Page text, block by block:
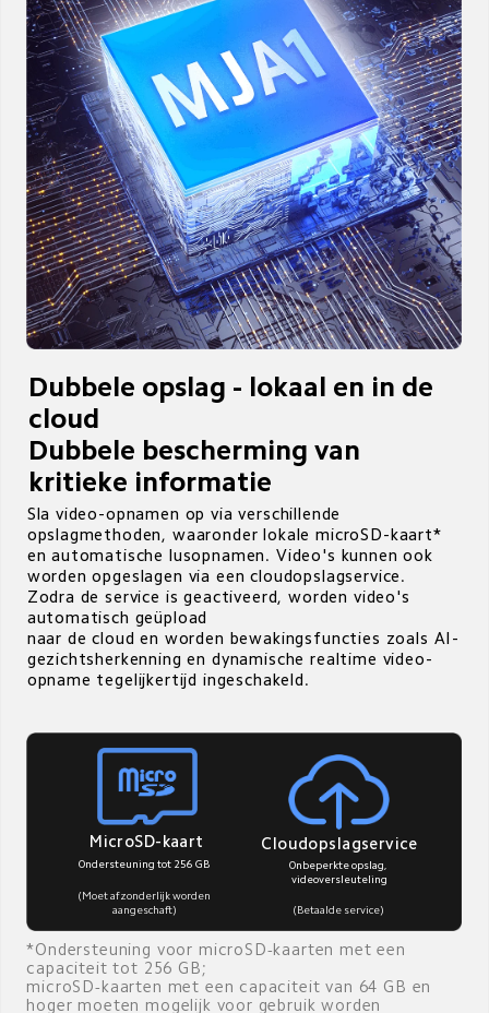
Dubbele opslag - lokaal en in de
cloud
Dubbele bescherming van
kritieke informatie
Sla video-opnamen op via verschillende
opslagmethoden, waaronder lokale microSD-kaart*
en automatische lusopnamen. Video's kunnen ook
worden opgeslagen via een cloudopslagservice.
Zodra de service is geactiveerd, worden video's
automatisch geüpload
naar de cloud en worden bewakingsfuncties zoals AI-
gezichtsherkenning en dynamische realtime video-
opname tegelijkertijd ingeschakeld.
MicroSD-kaart Cloudopslagservice
Ondersteuning tot 256 GB
Onbeperkte opslag,
videoversleuteling
(Moet afzonderlijk worden
aangeschaft)
(Betaalde service)
*Ondersteuning voor microSD-kaarten met een
capaciteit tot 256 GB;
microSD-kaarten met een capaciteit van 64 GB en
hoger moeten mogelijk voor gebruik worden